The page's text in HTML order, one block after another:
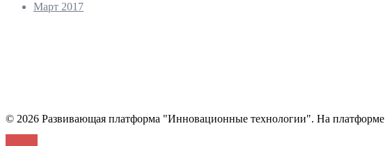
Март 2017
© 2026 Развивающая платформа "Инновационные технологии". На платформе